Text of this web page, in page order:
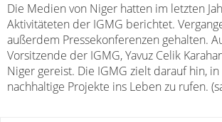
Die Medien von Niger hatten im letzten
Aktivitäteten der IGMG berichtet.
außerdem Pressekonferenzen gehalten.
Vorsitzende der IGMG, Yavuz Celik
Niger gereist. Die IGMG zielt darauf hin,
nachhaltige Projekte ins Leben zu rufen.